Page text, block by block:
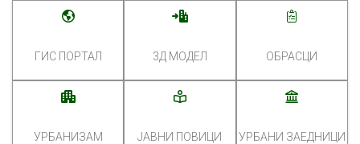
ГИС ПОРТАЛ 3Д МОДЕЛ ОБРАСЦИ
УРБАНИЗАМ ЈАВНИ ПОВИЦИ УРБАНИ ЗАЕДНИЦИ